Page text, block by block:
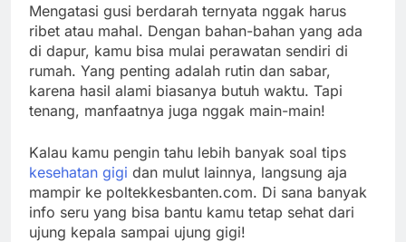
Mengatasi gusi berdarah ternyata nggak harus
ribet atau mahal. Dengan bahan-bahan yang ada
di dapur, kamu bisa mulai perawatan sendiri di
rumah. Yang penting adalah rutin dan sabar,
karena hasil alami biasanya butuh waktu. Tapi
tenang, manfaatnya juga nggak main-main!
Kalau kamu pengin tahu lebih banyak soal tips
kesehatan gigi dan mulut lainnya, langsung aja
mampir ke poltekkesbanten.com. Di sana banyak
info seru yang bisa bantu kamu tetap sehat dari
ujung kepala sampai ujung gigi!